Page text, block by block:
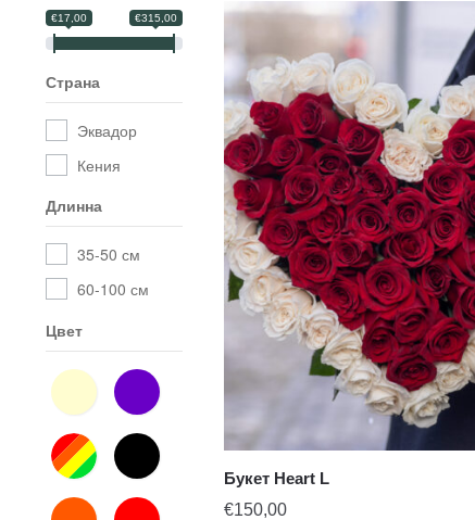
Букет Heart L
€150,00
€17,00 €315,00
Страна
Эквадор
Кения
Длинна
35-50 см
60-100 см
Цвет